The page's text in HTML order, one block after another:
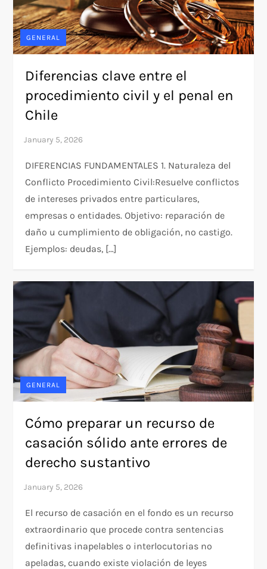
GENERAL
Diferencias clave entre el
procedimiento civil y el penal en
Chile
DIFERENCIAS FUNDAMENTALES 1. Naturaleza del
Conflicto​ Procedimiento Civil:​Resuelve conflictos
de intereses privados entre particulares,
empresas o entidades. Objetivo: reparación de
daño u cumplimiento de obligación, no castigo.
Ejemplos: deudas, […]
GENERAL
Cómo preparar un recurso de
casación sólido ante errores de
derecho sustantivo
El recurso de casación en el fondo es un recurso
extraordinario que procede contra sentencias
definitivas inapelables o interlocutorias no
apeladas, cuando existe violación de leyes